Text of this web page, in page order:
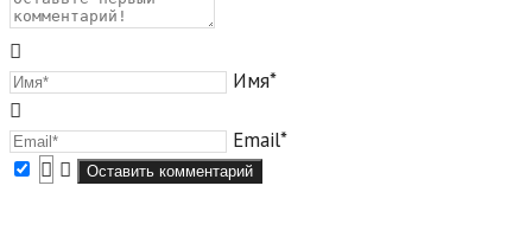
Имя*
Email*